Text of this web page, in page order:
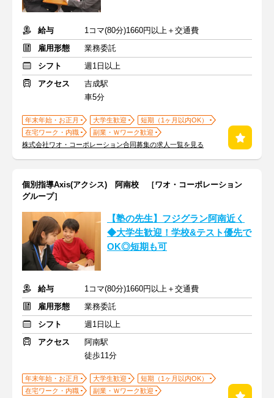
給与
1コマ(80分)1660円以上＋交通費
雇用形態
業務委託
シフト
週1日以上
アクセス
吉成駅
車5分
年末年始・お正月 大学生歓迎
短期（1ヶ月以内OK）
在宅ワーク・内職
副業・Ｗワーク歓迎
株式会社ワオ・コーポレーション合同募集の求人一覧を見る
個別指導Axis(アクシス) 阿南校 ［ワオ・コーポレーション
グループ］
【塾の先生】フジグラン阿南近く
◆大学生歓迎！学校&テスト優先で
OK◎短期も可
給与
1コマ(80分)1660円以上＋交通費
雇用形態
業務委託
シフト
週1日以上
アクセス
阿南駅
徒歩11分
年末年始・お正月 大学生歓迎
短期（1ヶ月以内OK）
在宅ワーク・内職
副業・Ｗワーク歓迎